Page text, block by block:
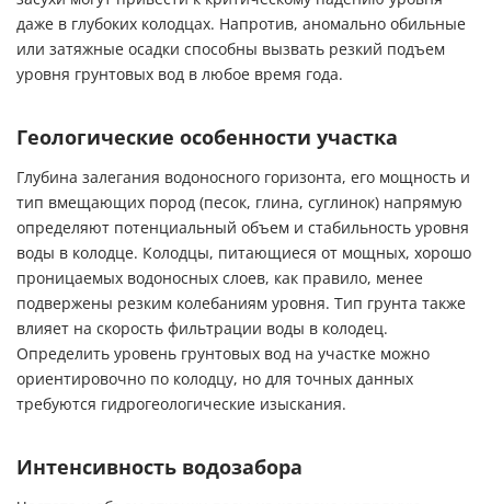
даже в глубоких колодцах. Напротив, аномально обильные
или затяжные осадки способны вызвать резкий подъем
уровня грунтовых вод в любое время года.
Геологические особенности участка
Глубина залегания водоносного горизонта, его мощность и
тип вмещающих пород (песок, глина, суглинок) напрямую
определяют потенциальный объем и стабильность уровня
воды в колодце. Колодцы, питающиеся от мощных, хорошо
проницаемых водоносных слоев, как правило, менее
подвержены резким колебаниям уровня. Тип грунта также
влияет на скорость фильтрации воды в колодец.
Определить уровень грунтовых вод на участке можно
ориентировочно по колодцу, но для точных данных
требуются гидрогеологические изыскания.
Интенсивность водозабора